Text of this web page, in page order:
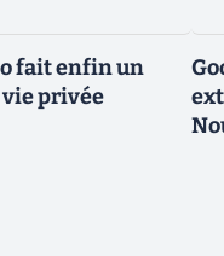
fait enfin un
vie privée